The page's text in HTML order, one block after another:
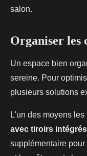
salon.
Organiser les
Un espace bien
sereine. Pour
plusieurs solutions
L'un des moyens
avec tiroirs intégrés
supplémentaire